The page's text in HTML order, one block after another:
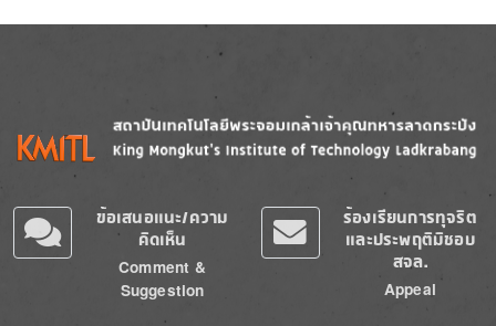
Image
ข้อเสนอแนะ/ความ
คิดเห็น
Comment &
Suggestion
ร้องเรียนการทุจริต
และประพฤติมิชอบ
สจล.
Appeal